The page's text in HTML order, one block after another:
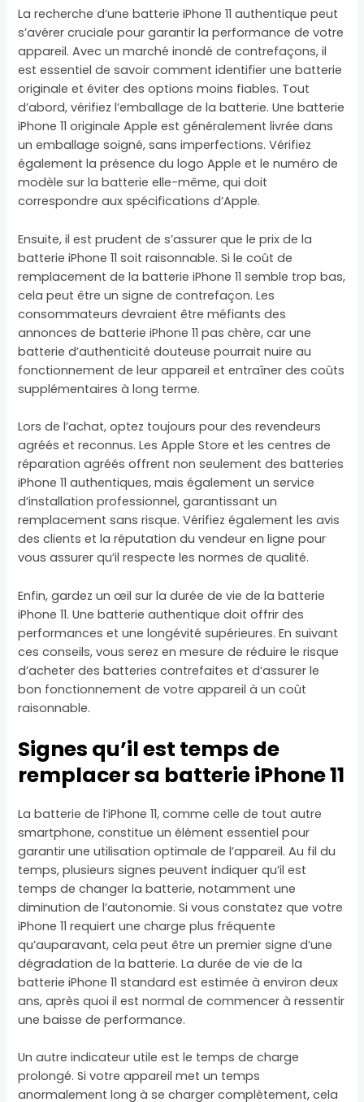
La recherche d’une batterie iPhone 11 authentique peut
s’avérer cruciale pour garantir la performance de votre
appareil. Avec un marché inondé de contrefaçons, il
est essentiel de savoir comment identifier une batterie
originale et éviter des options moins fiables. Tout
d’abord, vérifiez l’emballage de la batterie. Une batterie
iPhone 11 originale Apple est généralement livrée dans
un emballage soigné, sans imperfections. Vérifiez
également la présence du logo Apple et le numéro de
modèle sur la batterie elle-même, qui doit
correspondre aux spécifications d’Apple.
Ensuite, il est prudent de s’assurer que le prix de la
batterie iPhone 11 soit raisonnable. Si le coût de
remplacement de la batterie iPhone 11 semble trop bas,
cela peut être un signe de contrefaçon. Les
consommateurs devraient être méfiants des
annonces de batterie iPhone 11 pas chère, car une
batterie d’authenticité douteuse pourrait nuire au
fonctionnement de leur appareil et entraîner des coûts
supplémentaires à long terme.
Lors de l’achat, optez toujours pour des revendeurs
agréés et reconnus. Les Apple Store et les centres de
réparation agréés offrent non seulement des batteries
iPhone 11 authentiques, mais également un service
d’installation professionnel, garantissant un
remplacement sans risque. Vérifiez également les avis
des clients et la réputation du vendeur en ligne pour
vous assurer qu’il respecte les normes de qualité.
Enfin, gardez un œil sur la durée de vie de la batterie
iPhone 11. Une batterie authentique doit offrir des
performances et une longévité supérieures. En suivant
ces conseils, vous serez en mesure de réduire le risque
d’acheter des batteries contrefaites et d’assurer le
bon fonctionnement de votre appareil à un coût
raisonnable.
Signes qu’il est temps de
remplacer sa batterie iPhone 11
La batterie de l’iPhone 11, comme celle de tout autre
smartphone, constitue un élément essentiel pour
garantir une utilisation optimale de l’appareil. Au fil du
temps, plusieurs signes peuvent indiquer qu’il est
temps de changer la batterie, notamment une
diminution de l’autonomie. Si vous constatez que votre
iPhone 11 requiert une charge plus fréquente
qu’auparavant, cela peut être un premier signe d’une
dégradation de la batterie. La durée de vie de la
batterie iPhone 11 standard est estimée à environ deux
ans, après quoi il est normal de commencer à ressentir
une baisse de performance.
Un autre indicateur utile est le temps de charge
prolongé. Si votre appareil met un temps
anormalement long à se charger complètement, cela